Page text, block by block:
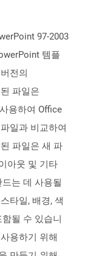
97-2003
템플
전의
파일은
용하여 Office
일과 비교하여
파일은 새 파
아웃 및 기타
는 데 사용될
타일, 배경, 색
될 수 있습니
용하기 위해